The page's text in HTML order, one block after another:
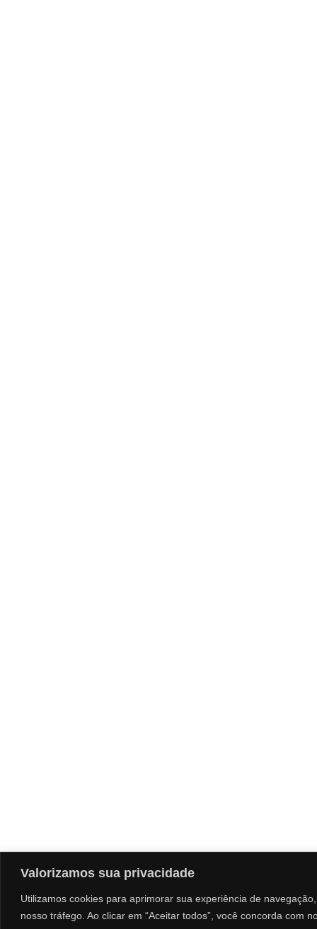
Valorizamos sua privacidade
Utilizamos cookies para aprimorar sua experiência de
nosso tráfego. Ao clicar em “Aceitar todos”, você concorda com